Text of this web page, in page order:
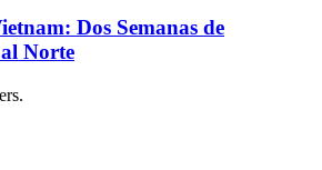
Dos Semanas de
Norte